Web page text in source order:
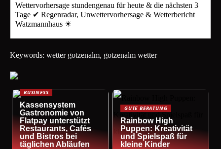
Wettervorhersage stundengenau für heute & die nächsten 3
Tage ✔ Regenradar, Unwettervorhersage & Wetterbericht
Watzmannhaus ☀
Keywords: wetter gotzenalm, gotzenalm wetter
BUSINESS
Kassensystem
Gastronomie von
Flatpay unterstützt
Restaurants, Cafés
und Bistros bei
täglichen Abläufen
GUTE BERATUNG
Rainbow High
Puppen: Kreativität
und Spielspaß für
kleine Kinder